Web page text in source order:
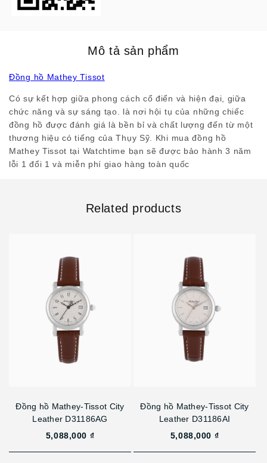
Mô tả sản phẩm
Đồng hồ Mathey Tissot
Có sự kết hợp giữa phong cách cổ điển và hiện đại, giữa
chức năng và sự sáng tạo. là nơi hội tụ của những chiếc
đồng hồ được đánh giá là bền bỉ và chất lượng đến từ một
thương hiệu có tiếng của Thụy Sỹ. Khi mua đồng hồ
Mathey Tissot tại Watchtime bạn sẽ được bảo hành 3 năm
lỗi 1 đổi 1 và miễn phí giao hàng toàn quốc
Related products
Đồng hồ Mathey-Tissot City
Leather D31186AG
5,088,000 ₫
Đồng hồ Mathey-Tissot City
Leather D31186AI
5,088,000 ₫